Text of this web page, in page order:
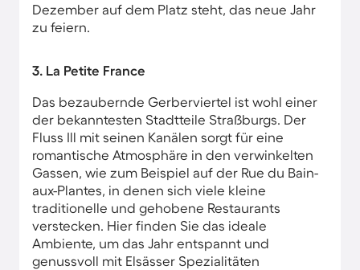
Dezember auf dem Platz steht, das neue Jahr
zu feiern.
3. La Petite France
Das bezaubernde Gerberviertel ist wohl einer
der bekanntesten Stadtteile Straßburgs. Der
Fluss Ill mit seinen Kanälen sorgt für eine
romantische Atmosphäre in den verwinkelten
Gassen, wie zum Beispiel auf der Rue du Bain-
aux-Plantes, in denen sich viele kleine
traditionelle und gehobene Restaurants
verstecken. Hier finden Sie das ideale
Ambiente, um das Jahr entspannt und
genussvoll mit Elsässer Spezialitäten